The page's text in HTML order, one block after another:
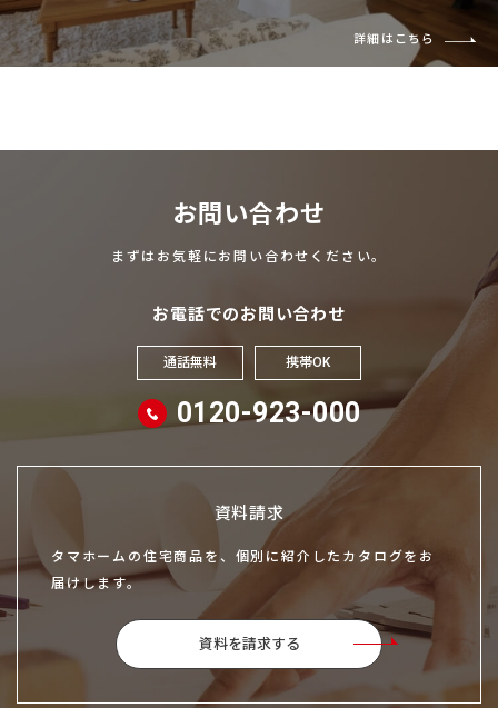
詳細はこちら
お問い合わせ
まずはお気軽にお問い合わせください。
お電話でのお問い合わせ
通話無料 携帯OK
0120-923-000
資料請求
タマホームの住宅商品を、個別に紹介したカタログをお
届けします。
資料を請求する